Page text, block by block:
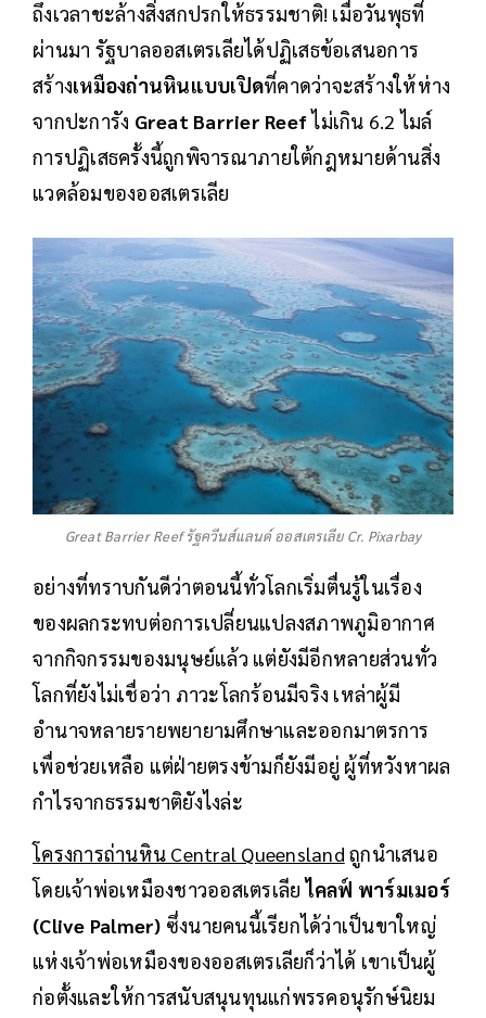
ถึงเวลาชะล้างสิ่งสกปรกให้ธรรมชาติ! เมื่อวันพุธที่
ผ่านมา รัฐบาลออสเตรเลียได้ปฏิเสธข้อเสนอการ
สร้างเหมืองถ่านหินแบบเปิดที่คาดว่าจะสร้างให้ห่าง
จากปะการัง Great Barrier Reefไม่เกิน 6.2 ไมล์
การปฏิเสธครั้งนี้ถูกพิจารณาภายใต้กฎหมายด้านสิ่ง
แวดล้อมของออสเตรเลีย
Great Barrier Reef รัฐควีนส์แลนด์ ออสเตรเลีย Cr. Pixarbay
อย่างที่ทราบกันดีว่าตอนนี้ทั่วโลกเริ่มตื่นรู้ในเรื่อง
ของผลกระทบต่อการเปลี่ยนแปลงสภาพภูมิอากาศ
จากกิจกรรมของมนุษย์แล้ว แต่ยังมีอีกหลายส่วนทั่ว
โลกที่ยังไม่เชื่อว่า ภาวะโลกร้อนมีจริง เหล่าผู้มี
อำนาจหลายรายพยายามศึกษาและออกมาตรการ
เพื่อช่วยเหลือ แต่ฝ่ายตรงข้ามก็ยังมีอยู่ ผู้ที่หวังหาผล
กำไรจากธรรมชาติยังไงล่ะ
โครงการถ่านหิน Central Queensland ถูกนำเสนอ
โดยเจ้าพ่อเหมืองชาวออสเตรเลียไคลฟ์ พาร์มเมอร์
(Clive Palmer) ซึ่งนายคนนี้เรียกได้ว่าเป็นขาใหญ่
แห่งเจ้าพ่อเหมืองของออสเตรเลียก็ว่าได้ เขาเป็นผู้
ก่อตั้งและให้การสนับสนุนทุนแก่พรรคอนุรักษ์นิยม